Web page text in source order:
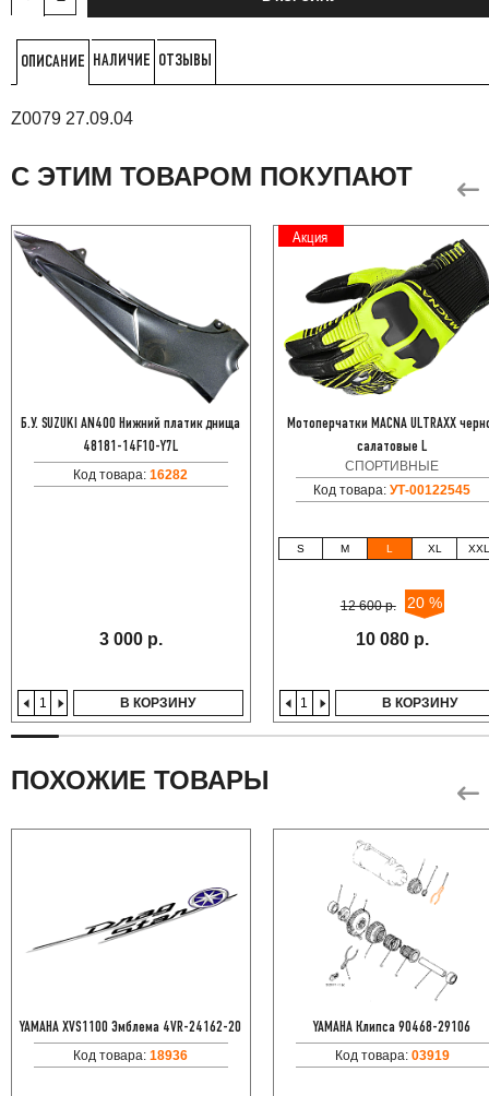
ОПИСАНИЕ НАЛИЧИЕ ОТЗЫВЫ
Z0079 27.09.04
С ЭТИМ ТОВАРОМ ПОКУПАЮТ
Б.У. SUZUKI AN400 Нижний платик днища
48181-14F10-Y7L
Код товара:16282
3 000 р.
В КОРЗИНУ
Акция
Мотоперчатки MACNA ULTRAXX
салатовые L
СПОРТИВНЫЕ
Код товара:УТ-00122545
S M L XL XXL
12 600 р. 20 %
10 080 р.
В КОРЗИНУ
ПОХОЖИЕ ТОВАРЫ
YAMAHA XVS1100 Эмблема 4VR-24162-20
Код товара:18936
YAMAHA Клипса 90468-29106
Код товара: 03919